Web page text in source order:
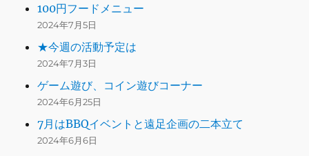
100円フードメニュー
2024年7月5日
★今週の活動予定は
2024年7月3日
ゲーム遊び、コイン遊びコーナー
2024年6月25日
7月はBBQイベントと遠足企画の二本立て
2024年6月6日